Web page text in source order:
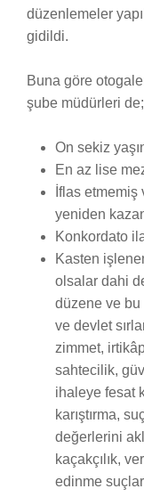
düzenlemeler
gidildi.
Buna göre
şube müdürleri de;
On sekiz
En az lise
İflas etmemiş
yeniden
Konkordato
Kasten
olsalar dahi
düzene ve
ve devlet
zimmet,
sahtecilik,
ihaleye fesat
karıştırma,
değerlerini
kaçakçılık,
edinme